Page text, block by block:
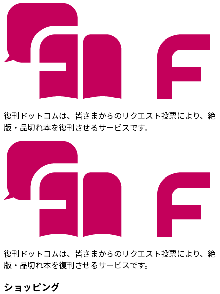
復刊ドットコムは、皆さまからのリクエスト投票により、絶
版・品切れ本を復刊させるサービスです。
復刊ドットコムは、皆さまからのリクエスト投票により、絶
版・品切れ本を復刊させるサービスです。
ショッピング